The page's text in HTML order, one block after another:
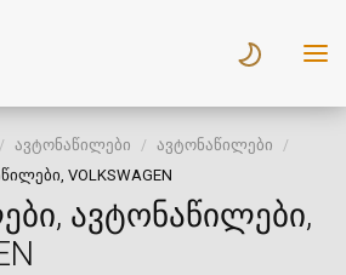
ავტონაწილები
ავტონაწილები
VOLKSWAGEN
ავტონაწილები,